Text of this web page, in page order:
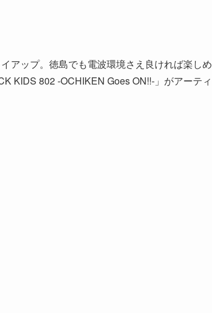
アップ。徳島でも電波環境さえ良ければ楽しめ
KIDS 802 -OCHIKEN Goes ON!!-」がアーティ